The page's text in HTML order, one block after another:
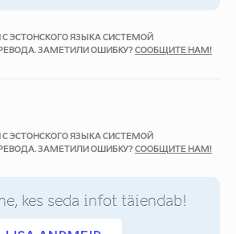
С ЭСТОНСКОГО ЯЗЫКА СИСТЕМОЙ
ЗАМЕТИЛИ ОШИБКУ? СООБЩИТЕ НАМ!
С ЭСТОНСКОГО ЯЗЫКА СИСТЕМОЙ
ЗАМЕТИЛИ ОШИБКУ? СООБЩИТЕ НАМ!
kes seda infot täiendab!